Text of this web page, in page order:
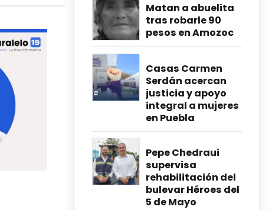
Matan a abuelita
tras robarle 90
pesos en Amozoc
Casas Carmen
Serdán acercan
justicia y apoyo
integral a mujeres
en Puebla
Pepe Chedraui
supervisa
rehabilitación del
bulevar Héroes del
5 de Mayo